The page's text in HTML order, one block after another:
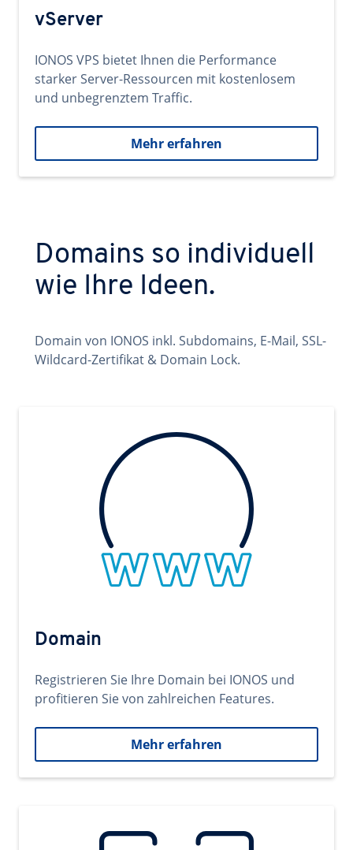
vServer
IONOS VPS bietet Ihnen die Performance
starker Server-Ressourcen mit kostenlosem
und unbegrenztem Traffic.
Mehr erfahren
Domains so individuell
wie Ihre Ideen.
Domain von IONOS inkl. Subdomains, E-Mail, SSL-
Wildcard-Zertifikat & Domain Lock.
Domain
Registrieren Sie Ihre Domain bei IONOS und
profitieren Sie von zahlreichen Features.
Mehr erfahren